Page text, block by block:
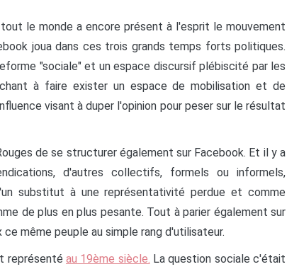
le monde a encore présent à l'esprit le mouvement
joua dans ces trois grands temps forts politiques.
"sociale" et un espace discursif plébiscité par les
à faire exister un espace de mobilisation et de
visant à duper l'opinion pour peser sur le résultat
de se structurer également sur Facebook. Et il y a
d'autres collectifs, formels ou informels,
substitut à une représentativité perdue et comme
de plus en plus pesante. Tout à parier également sur
même peuple au simple rang d'utilisateur.
représenté au 19ème siècle. La question sociale c'était